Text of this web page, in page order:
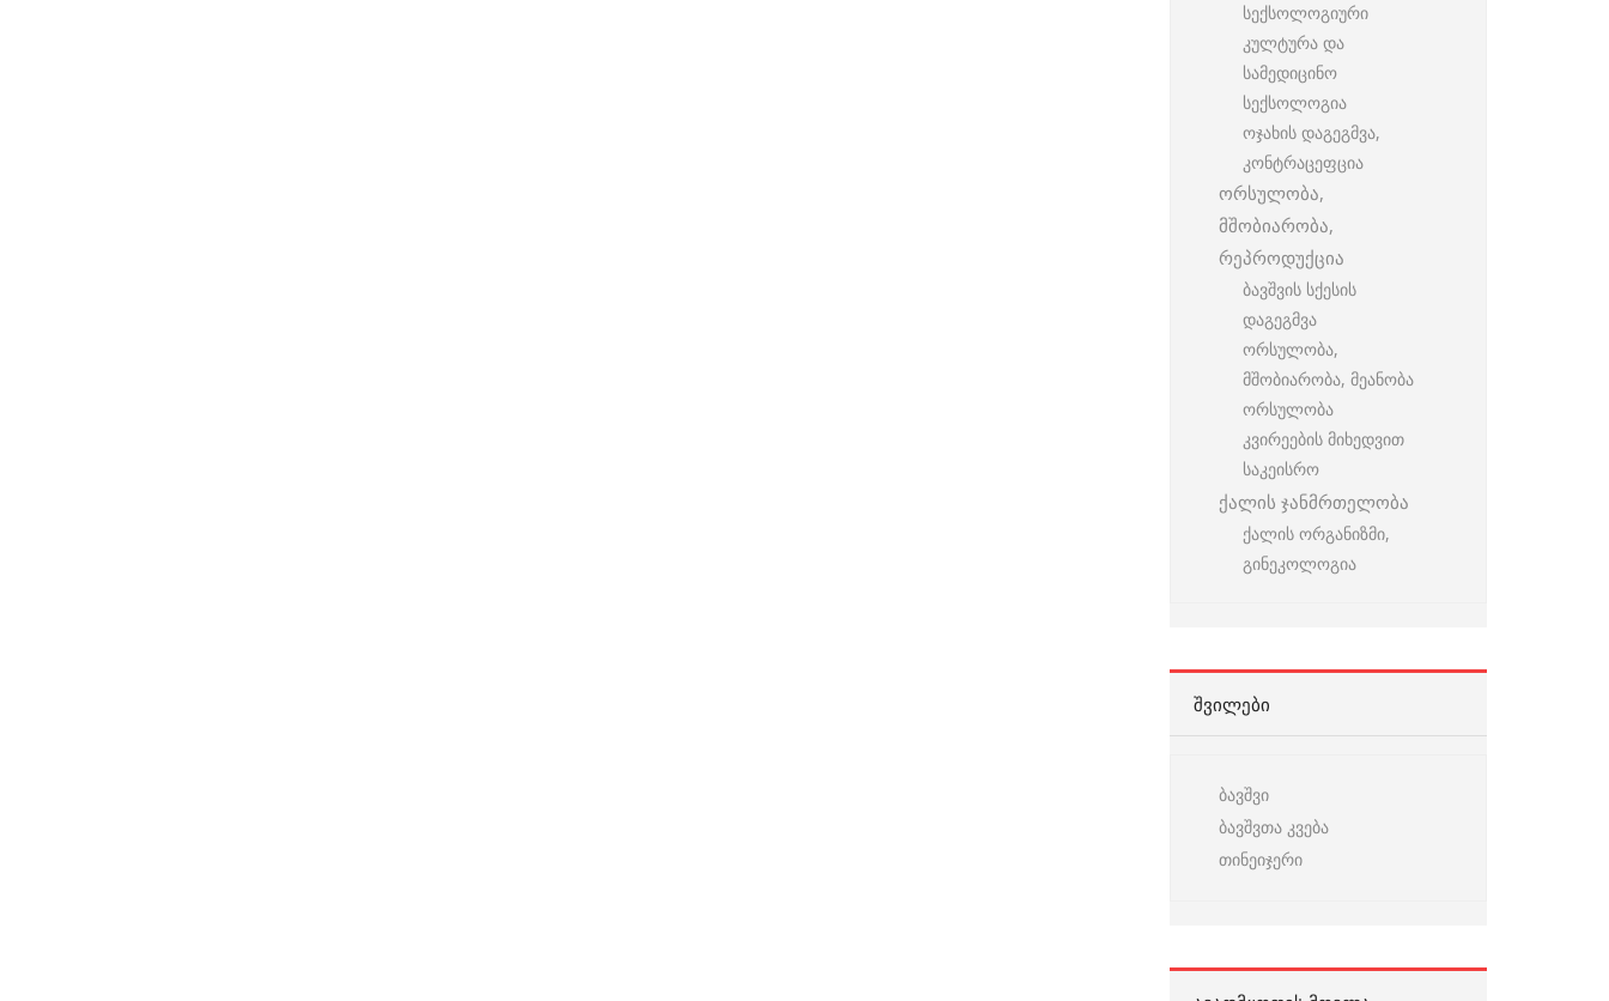
სექსოლოგიური
კულტურა და
სამედიცინო
სექსოლოგია
ოჯახის დაგეგმვა,
კონტრაცეფცია
ორსულობა,
მშობიარობა,
რეპროდუქცია
ბავშვის სქესის
დაგეგმვა
ორსულობა,
მშობიარობა, მეანობა
ორსულობა
კვირეების მიხედვით
საკეისრო
ქალის ჯანმრთელობა
ქალის ორგანიზმი,
გინეკოლოგია
ᲨᲕᲘᲚᲔᲑᲘ
ბავშვი
ბავშვთა კვება
თინეიჯერი